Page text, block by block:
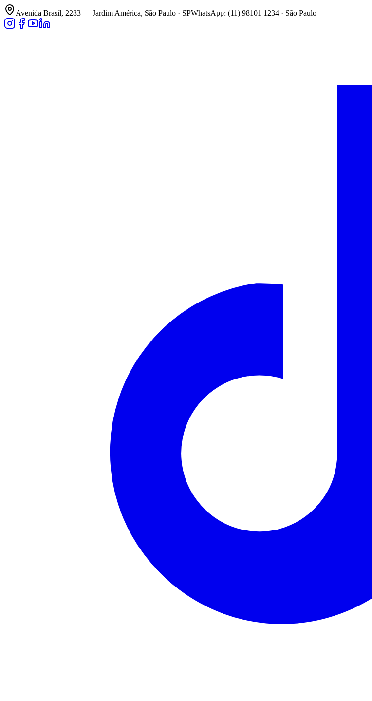
Avenida Brasil, 2283 — Jardim América, São Paulo · SPWhatsApp: (11) 98101 1234 · São Paulo